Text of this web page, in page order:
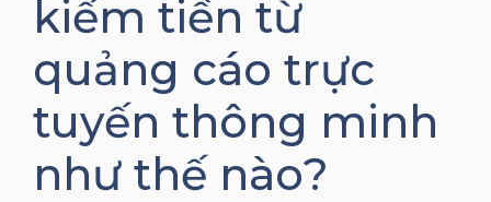
kiếm tiền từ
quảng cáo trực
tuyến thông minh
như thế nào?